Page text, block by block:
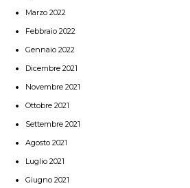
Marzo 2022
Febbraio 2022
Gennaio 2022
Dicembre 2021
Novembre 2021
Ottobre 2021
Settembre 2021
Agosto 2021
Luglio 2021
Giugno 2021